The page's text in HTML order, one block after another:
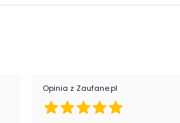
wyrafinowaną
Opinia z Zaufane.pl